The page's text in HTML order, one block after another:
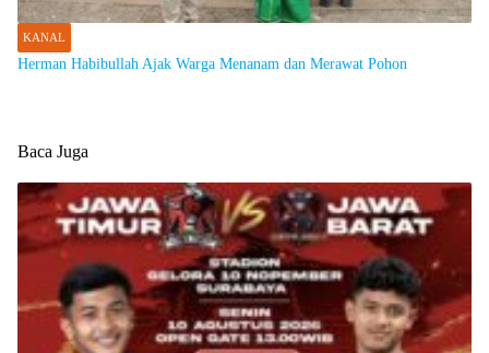
KANAL
Herman Habibullah Ajak Warga Menanam dan Merawat Pohon
Baca Juga